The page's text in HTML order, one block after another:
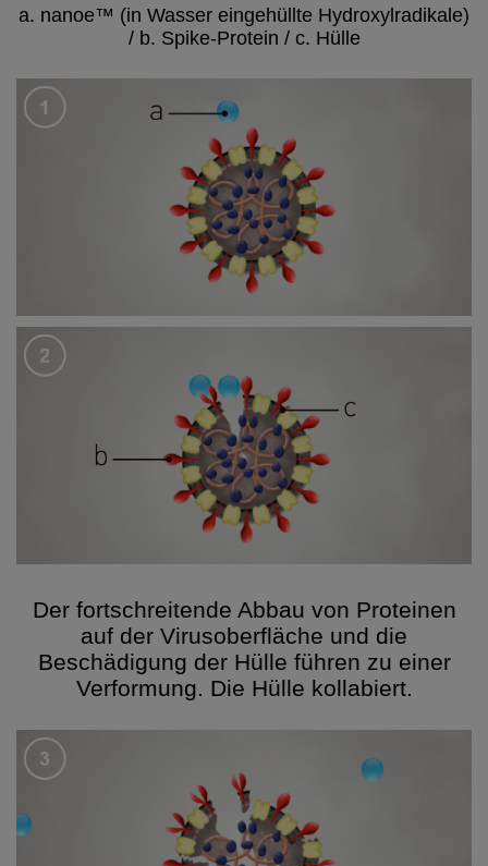
a. nanoe™ (in Wasser eingehüllte Hydroxylradikale)
/ b. Spike-Protein / c. Hülle
Der fortschreitende Abbau von Proteinen
auf der Virusoberfläche und die
Beschädigung der Hülle führen zu einer
Verformung. Die Hülle kollabiert.